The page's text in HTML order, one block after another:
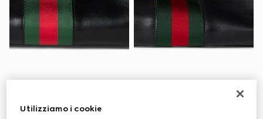
misura media
£2,560
Utilizziamo i cookie